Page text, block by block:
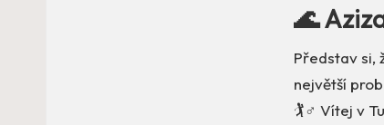
🌊
Představ si,
největší
🏌️♂️ Vítej v